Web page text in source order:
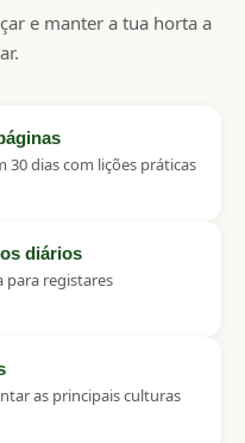
e manter a tua horta a
dias com lições práticas
diários
para registares
as principais culturas